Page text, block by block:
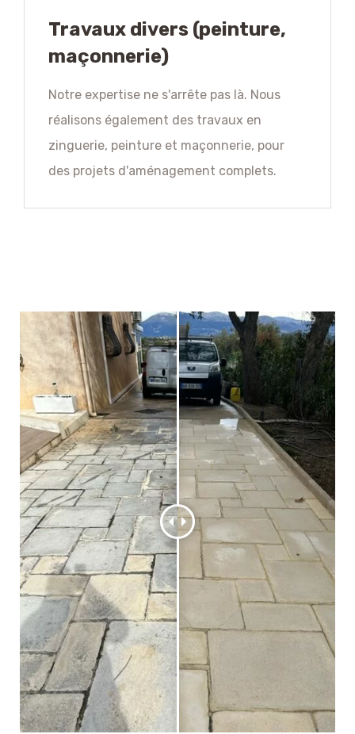
Travaux divers (peinture,
maçonnerie)
Notre expertise ne s'arrête pas là. Nous
réalisons également des travaux en
zinguerie, peinture et maçonnerie, pour
des projets d'aménagement complets.